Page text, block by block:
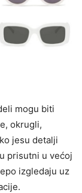
mogu biti
okrugli,
jesu detalji
prisutni u većoj
izgledaju uz